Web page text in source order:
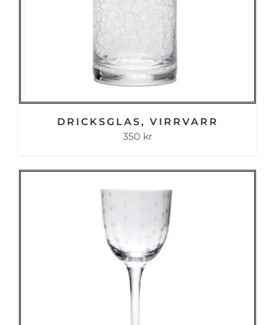
DRICKSGLAS, VIRRVARR
350 kr